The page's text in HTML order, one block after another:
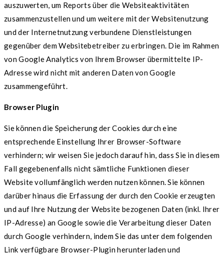
auszuwerten, um Reports über die Websiteaktivitäten
zusammenzustellen und um weitere mit der Websitenutzung
und der Internetnutzung verbundene Dienstleistungen
gegenüber dem Websitebetreiber zu erbringen. Die im Rahmen
von Google Analytics von Ihrem Browser übermittelte IP-
Adresse wird nicht mit anderen Daten von Google
zusammengeführt.
Browser Plugin
Sie können die Speicherung der Cookies durch eine
entsprechende Einstellung Ihrer Browser-Software
verhindern; wir weisen Sie jedoch darauf hin, dass Sie in diesem
Fall gegebenenfalls nicht sämtliche Funktionen dieser
Website vollumfänglich werden nutzen können. Sie können
darüber hinaus die Erfassung der durch den Cookie erzeugten
und auf Ihre Nutzung der Website bezogenen Daten (inkl. Ihrer
IP-Adresse) an Google sowie die Verarbeitung dieser Daten
durch Google verhindern, indem Sie das unter dem folgenden
Link verfügbare Browser-Plugin herunterladen und